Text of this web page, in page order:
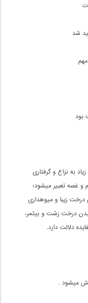
شد
بود
به نزاع و گرفتاری
و غصه تعبیر میشود؛
زیبا و میوهداری
درخت زشت و بیثمر،
دلالت دارد.
ميشود .